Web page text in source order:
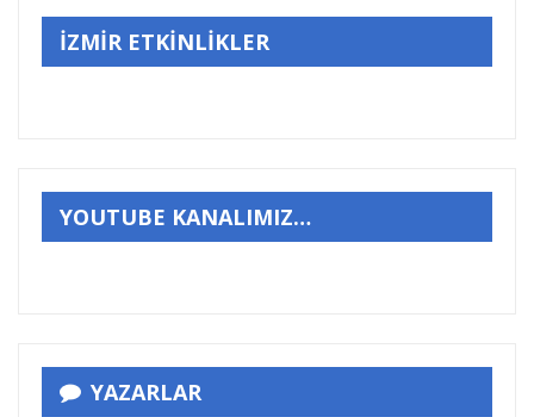
İZMİR ETKİNLİKLER
YOUTUBE KANALIMIZ…
YAZARLAR